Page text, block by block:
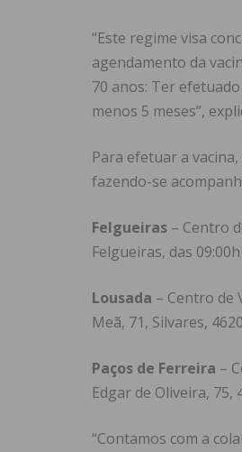
“Este regime visa
agendamento da
70 anos: Ter
menos 5 meses”,
Para efetuar a
fazendo-se
Felgueiras – Centro
Felgueiras, das
Lousada – Centro de
Meã, 71, Silvares,
Paços de Ferreira –
Edgar de Oliveira, 75,
“Contamos com a